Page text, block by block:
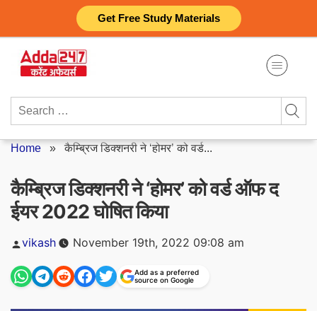
Get Free Study Materials
content
Search
Home »कैम्ब्रिज डिक्शनरी ने ‘होमर’ को वर्ड...
कैम्ब्रिज डिक्शनरी ने ‘होमर’ को वर्ड ऑफ द
ईयर 2022 घोषित किया
Posted
vikash November 19th, 2022 09:08 am
Add as a preferred
source on Google